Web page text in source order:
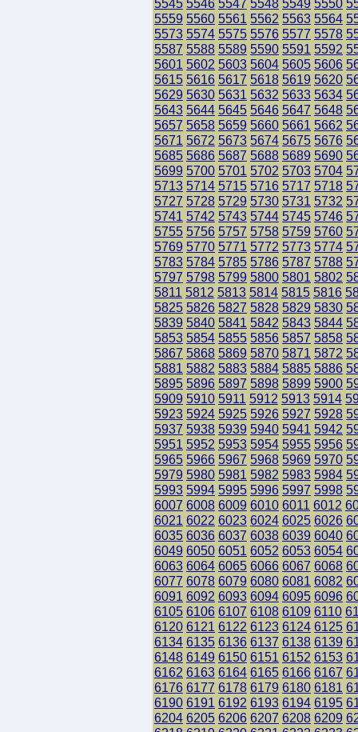
5545 5546 5547 5548 5549 5550
5559 5560 5561 5562 5563 5564
5573 5574 5575 5576 5577 5578
5587 5588 5589 5590 5591 5592
5601 5602 5603 5604 5605 5606
5615 5616 5617 5618 5619 5620
5629 5630 5631 5632 5633 5634
5643 5644 5645 5646 5647 5648
5657 5658 5659 5660 5661 5662
5671 5672 5673 5674 5675 5676
5685 5686 5687 5688 5689 5690
5699 5700 5701 5702 5703 5704
5713 5714 5715 5716 5717 5718
5727 5728 5729 5730 5731 5732
5741 5742 5743 5744 5745 5746
5755 5756 5757 5758 5759 5760
5769 5770 5771 5772 5773 5774
5783 5784 5785 5786 5787 5788
5797 5798 5799 5800 5801 5802
5811 5812 5813 5814 5815 5816
5825 5826 5827 5828 5829 5830
5839 5840 5841 5842 5843 5844
5853 5854 5855 5856 5857 5858
5867 5868 5869 5870 5871 5872
5881 5882 5883 5884 5885 5886
5895 5896 5897 5898 5899 5900
5909 5910 5911 5912 5913 5914
5923 5924 5925 5926 5927 5928
5937 5938 5939 5940 5941 5942
5951 5952 5953 5954 5955 5956
5965 5966 5967 5968 5969 5970
5979 5980 5981 5982 5983 5984
5993 5994 5995 5996 5997 5998
6007 6008 6009 6010 6011 6012
6021 6022 6023 6024 6025 6026
6035 6036 6037 6038 6039 6040
6049 6050 6051 6052 6053 6054
6063 6064 6065 6066 6067 6068
6077 6078 6079 6080 6081 6082
6091 6092 6093 6094 6095 6096
6105 6106 6107 6108 6109 6110
6120 6121 6122 6123 6124 6125
6134 6135 6136 6137 6138 6139
6148 6149 6150 6151 6152 6153
6162 6163 6164 6165 6166 6167
6176 6177 6178 6179 6180 6181
6190 6191 6192 6193 6194 6195
6204 6205 6206 6207 6208 6209